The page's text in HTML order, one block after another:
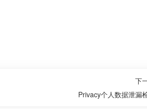
下
Privacy个人数据泄漏